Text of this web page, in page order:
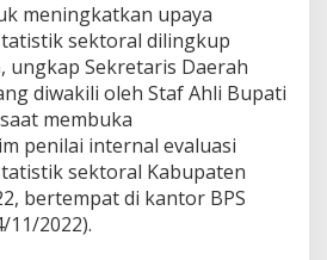
meningkatkan upaya
sektoral dilingkup
ungkap Sekretaris Daerah
diwakili oleh Staf Ahli Bupati
membuka
penilai internal evaluasi
sektoral Kabupaten
bertempat di kantor BPS
11/2022).